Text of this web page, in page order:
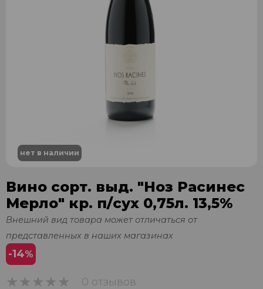
нет в наличии
Вино сорт. выд. "Ноз Расинес
Мерло" кр. п/сух 0,75л. 13,5%
Внешний вид товара может отличаться от
представленных в наших магазинах
-14%
0 отзывов